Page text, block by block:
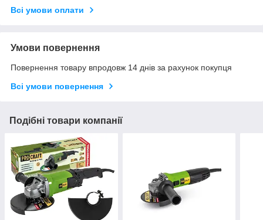
Всі умови оплати
Умови повернення
Повернення товару впродовж 14 днів за рахунок покупця
Всі умови повернення
Подібні товари компанії